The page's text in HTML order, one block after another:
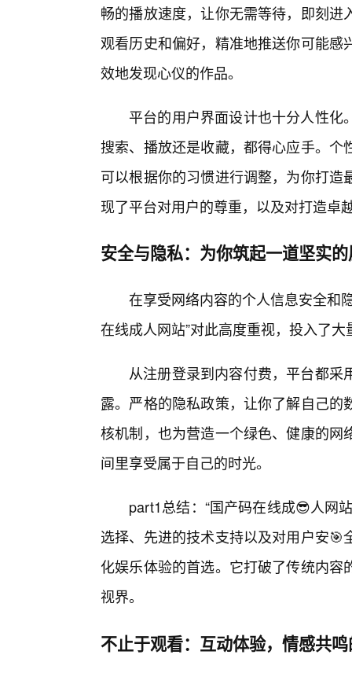
畅的播放速度，让你无需等待，即刻
观看历史和偏好，精准地推送你可能
效地发现心仪的作品。
平台的用户界面设计也十分人性
搜索、播放还是收藏，都得心应手。
可以根据你的习惯进行调整，为你打
现了平台对用户的尊重，以及对打造卓
安全与隐私：为你筑起一道坚实
在享受网络内容的个人信息安全和
在线成人网站”对此高度重视，投入了
从注册登录到内容付费，平台都
露。严格的隐私政策，让你了解自己
核机制，也为营造一个绿色、健康的
间里享受属于自己的时光。
part1总结：“国产码在线成😎人网
选择、先进的技术支持以及对用户安
化娱乐体验的首选。它打破了传统内
视界。
不止于观看：互动体验，情感共